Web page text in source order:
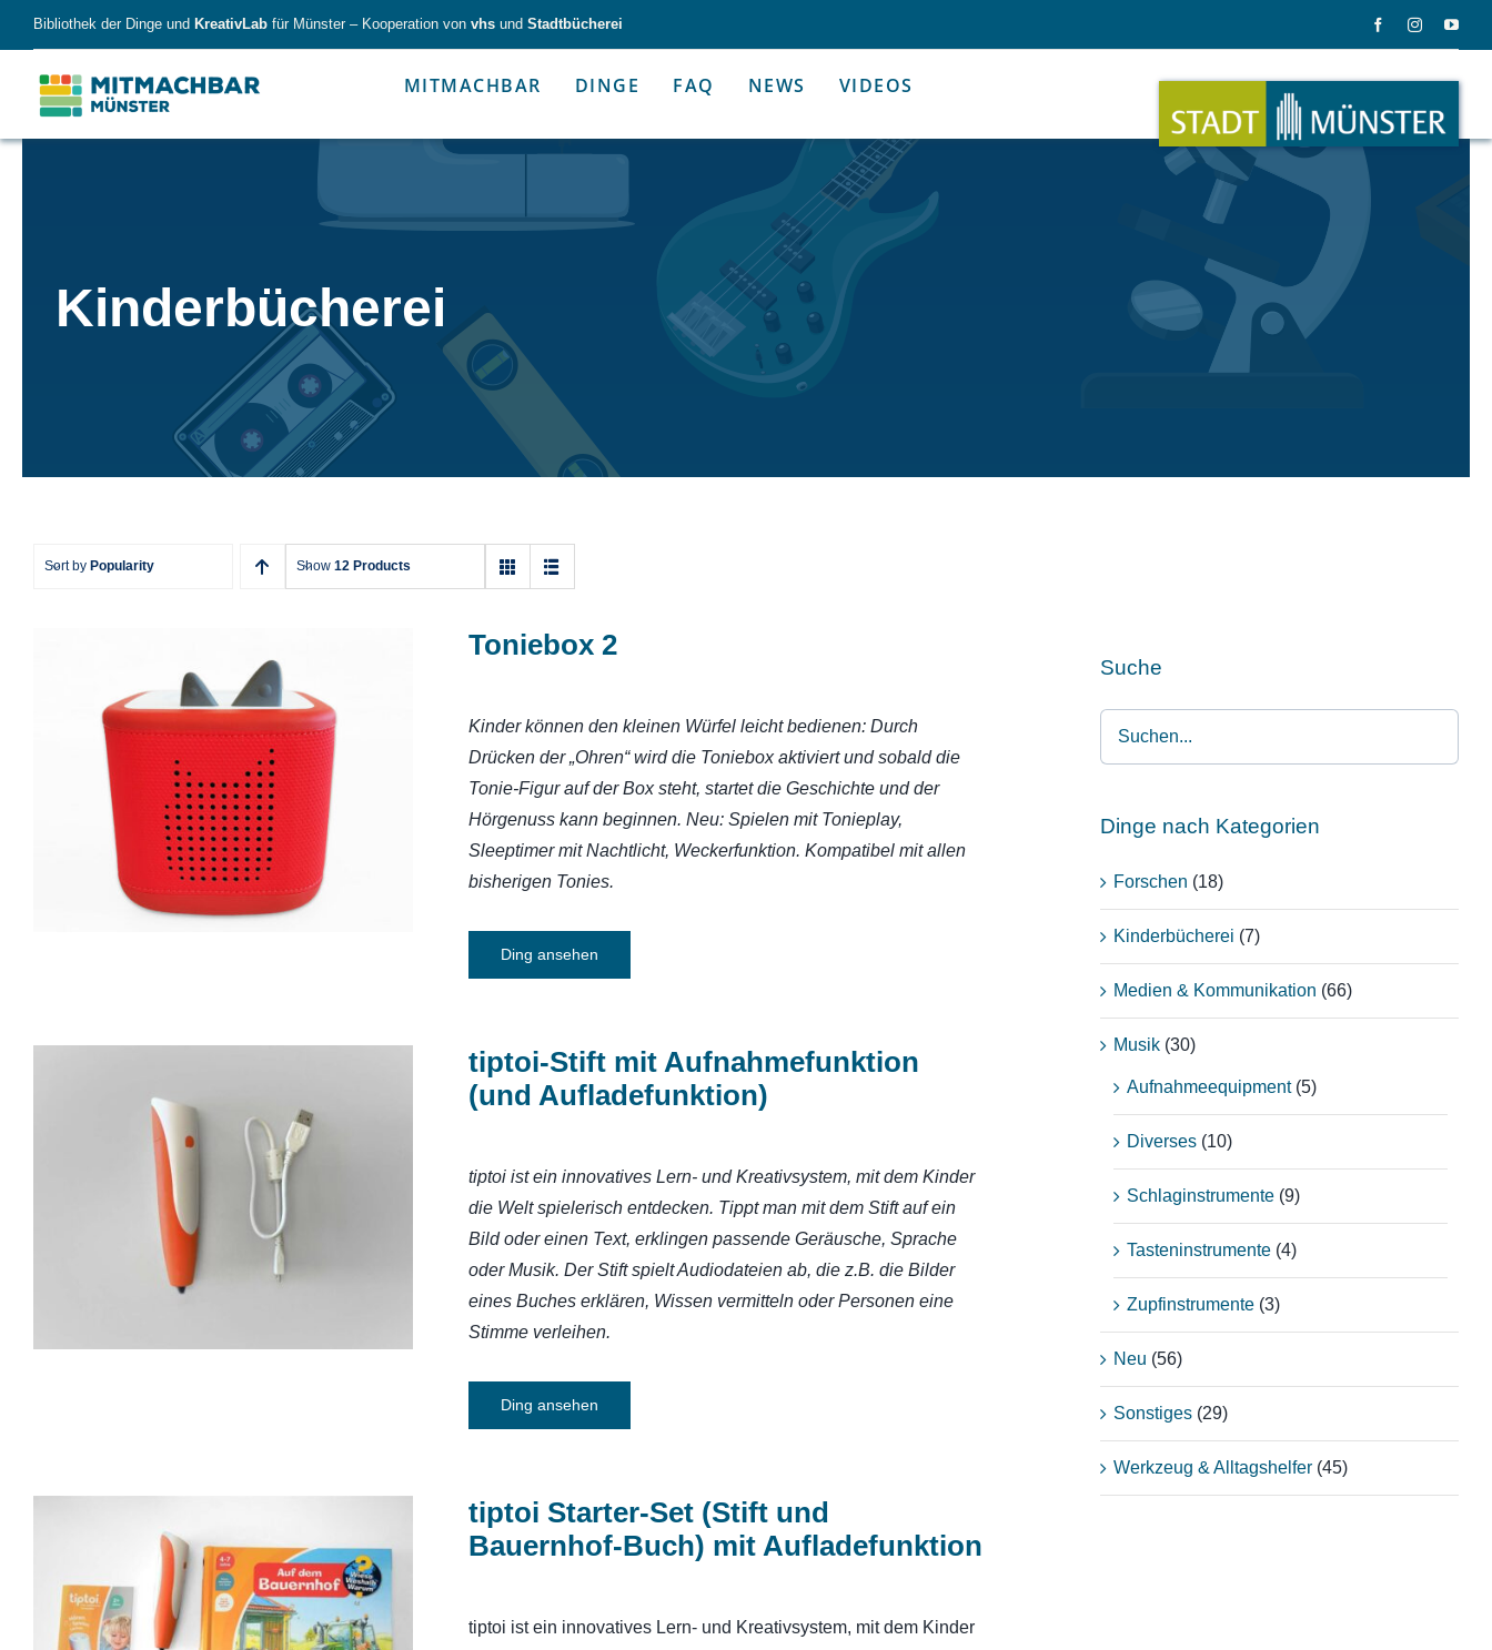
content
Bibliothek der Dinge und KreativLab für Münster – Kooperation von vhs und Stadtbücherei
MITMACHBAR DINGE
Forschen
Alles für kleine & große Entdecker.
Werkzeug & Alltagshelfer
Werkzeug & Altagshelfer
Nimm die Dinge selbst in die Hand.
Medien & Kommunikation
Kommunikative Gimmicks & coole Gadgets
Musik
Alles zum Tasten, Zupfen, Schlagen.
FAQ NEWS VIDEOS
Kinderbücherei
Sort by Popularity Show 12 Products
Toniebox 2
Toniebox 2
Kinder können den kleinen Würfel leicht bedienen: Durch
Drücken der „Ohren“ wird die Toniebox aktiviert und sobald die
Tonie-Figur auf der Box steht, startet die Geschichte und der
Hörgenuss kann beginnen. Neu: Spielen mit Tonieplay,
Sleeptimer mit Nachtlicht, Weckerfunktion. Kompatibel mit allen
bisherigen Tonies.
Ding ansehen
tiptoi-Stift mit Aufnahmefunktion
(und Aufladefunktion)
tiptoi-Stift mit Aufnahmefunktion
(und Aufladefunktion)
tiptoi ist ein innovatives Lern- und Kreativsystem, mit dem Kinder
die Welt spielerisch entdecken. Tippt man mit dem Stift auf ein
Bild oder einen Text, erklingen passende Geräusche, Sprache
oder Musik. Der Stift spielt Audiodateien ab, die z.B. die Bilder
eines Buches erklären, Wissen vermitteln oder Personen eine
Stimme verleihen.
Ding ansehen
tiptoi Starter-Set (Stift und
tiptoi Starter-Set (Stift und
Bauernhof-Buch) mit Aufladefunktion
tiptoi ist ein innovatives Lern- und Kreativsystem, mit dem Kinder
Suche
Dinge nach Kategorien
Forschen (18)
Kinderbücherei (7)
Medien & Kommunikation (66)
Musik (30)
Aufnahmeequipment (5)
Diverses (10)
Schlaginstrumente (9)
Tasteninstrumente (4)
Zupfinstrumente (3)
Neu (56)
Sonstiges (29)
Werkzeug & Alltagshelfer (45)